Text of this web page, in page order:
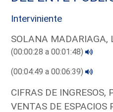
Interviniente
SOLANA MADARIAGA,
(00:00:28 a 00:01:48)
(00:04:49 a 00:06:39)
CIFRAS DE INGRESOS,
VENTAS DE ESPACIOS